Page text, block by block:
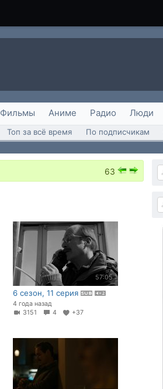
Фильмы Аниме Радио Люди
Топ за всё время По подписчикам
63
57:05
6 сезон, 11 серия
4 года назад
3151
4 +37